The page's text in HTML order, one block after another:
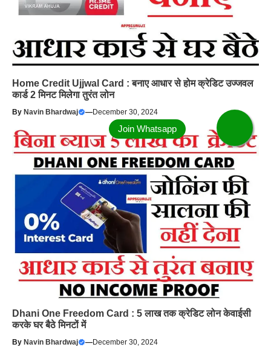
Home Credit Ujjwal Card : बनाए आधार से होम क्रेडिट उज्जवल
कार्ड 2 मिनट मिलेगा तुरंत लोन
By Navin Bhardwaj —December 30, 2024
Dhani One Freedom Card : 5 लाख तक क्रेडिट लोन केवाईसी
करके घर बैठे मिनटों में
By Navin Bhardwaj —December 30, 2024